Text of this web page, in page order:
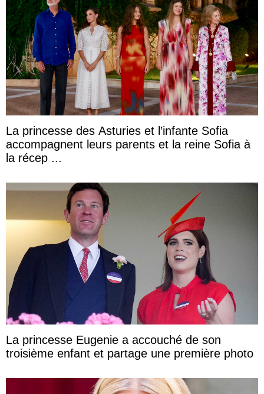
La princesse des Asturies et l’infante Sofia
accompagnent leurs parents et la reine Sofia à
la récep ...
La princesse Eugenie a accouché de son
troisième enfant et partage une première photo